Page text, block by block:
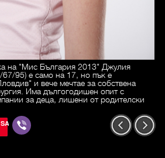
на "Мис България 2013" Джулия
95) е само на 17, но пък е
и вече мечтае за собствена
Има дългогодишен опит с
за деца, лишени от родителски
SAVE